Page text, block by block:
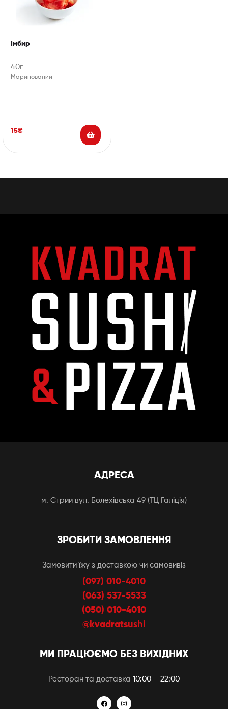
Імбир
40г
Маринований
15₴
АДРЕСА
м. Стрий вул. Болехівська 49 (ТЦ Галіція)
ЗРОБИТИ ЗАМОВЛЕННЯ
Замовити їжу з доставкою чи самовивіз
(097) 010-4010
(063) 537-5533
(050) 010-4010
@kvadratsushi
МИ ПРАЦЮЄМО БЕЗ ВИХІДНИХ
Ресторан та доставка 10:00 – 22:00